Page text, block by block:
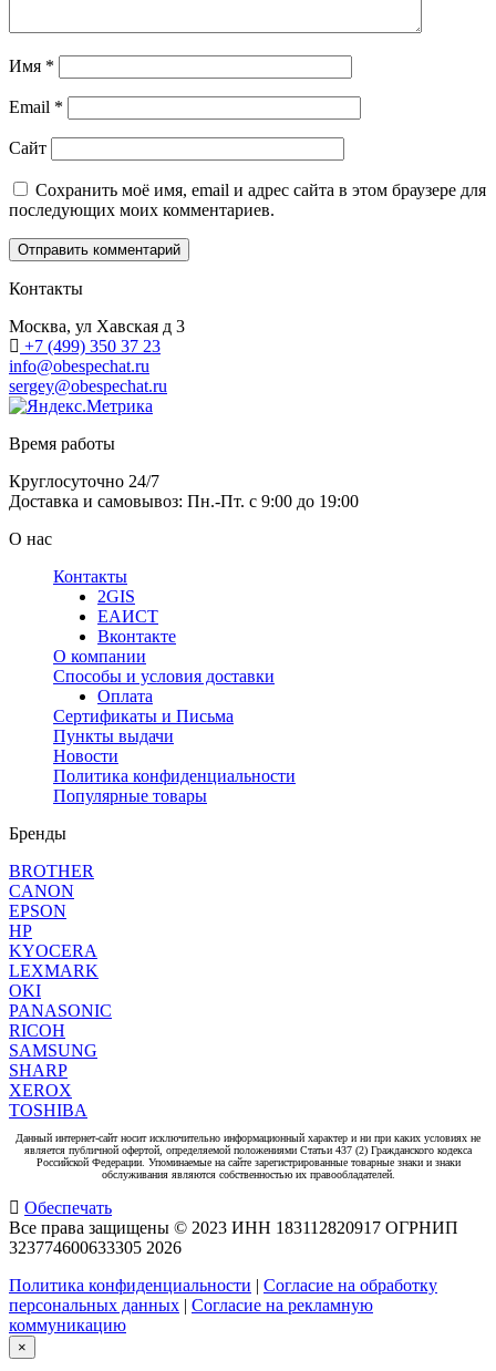
Имя *
Email *
Сайт
Сохранить моё имя, email и адрес сайта в этом браузере для
последующих моих комментариев.
Контакты
Москва, ул Хавская д 3
+7 (499) 350 37 23
info@obespechat.ru
sergey@obespechat.ru
Время работы
Круглосуточно 24/7
Доставка и самовывоз: Пн.-Пт. с 9:00 до 19:00
О нас
Контакты
2GIS
ЕАИСТ
Вконтакте
О компании
Способы и условия доставки
Оплата
Сертификаты и Письма
Пункты выдачи
Новости
Политика конфиденциальности
Популярные товары
Бренды
BROTHER
CANON
EPSON
HP
KYOCERA
LEXMARK
OKI
PANASONIC
RICOH
SAMSUNG
SHARP
XEROX
TOSHIBA
Данный интернет-сайт носит исключительно информационный характер и ни при каких условиях не
является публичной офертой, определяемой положениями Статьи 437 (2) Гражданского кодекса
Российской Федерации. Упоминаемые на сайте зарегистрированные товарные знаки и знаки
обслуживания являются собственностью их правообладателей.
Обеспечать
Все права защищены © 2023 ИНН 183112820917 ОГРНИП
323774600633305 2026
Политика конфиденциальности | Согласие на обработку
персональных данных | Согласие на рекламную
коммуникацию
×